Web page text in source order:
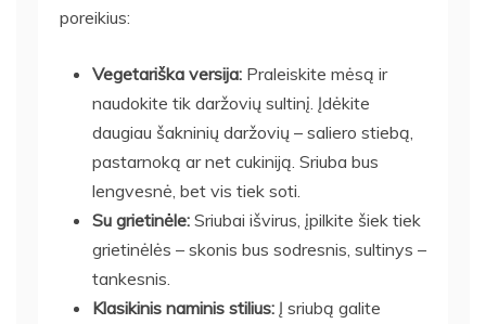
poreikius:
Vegetariška versija: Praleiskite mėsą ir
naudokite tik daržovių sultinį. Įdėkite
daugiau šakninių daržovių – saliero stiebą,
pastarnoką ar net cukiniją. Sriuba bus
lengvesnė, bet vis tiek soti.
Su grietinėle: Sriubai išvirus, įpilkite šiek tiek
grietinėlės – skonis bus sodresnis, sultinys –
tankesnis.
Klasikinis naminis stilius: Į sriubą galite